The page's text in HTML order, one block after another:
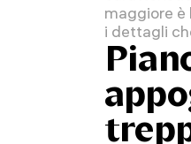
maggiore è
i dettagli